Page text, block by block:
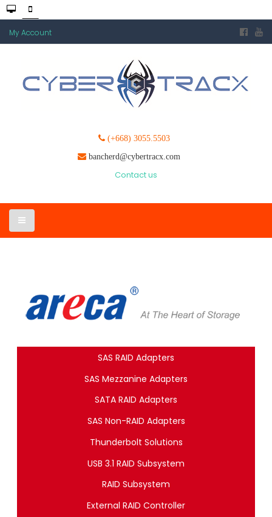
My Account
(+668) 3055.5503
bancherd@cybertracx.com
Contact us
SAS RAID Adapters
SAS Mezzanine Adapters
SATA RAID Adapters
SAS Non-RAID Adapters
Thunderbolt Solutions
USB 3.1 RAID Subsystem
RAID Subsystem
External RAID Controller